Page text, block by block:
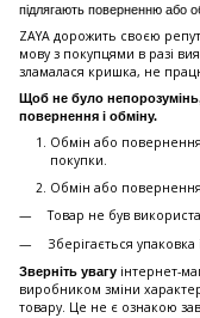
підлягають поверненню або
ZAYA дорожить своєю
мову з покупцями в разі
зламалася кришка, не
Щоб не було
повернення і обміну.
Обмін або
покупки.
Обмiн або повернення
Товар не був
Зберiгається упаковка
Зверніть увагу інтернет-
виробником зміни
товару. Це не є ознакою